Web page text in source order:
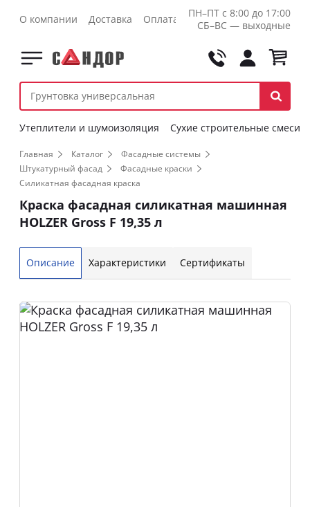
О компании Доставка Оплата Контакты Оптовикам
ПН–ПТ с 8:00 до 17:00
СБ–ВС — выходные
Утеплители и шумоизоляция Сухие строительные смеси
Главная Каталог
Фасадные системы
Штукатурный фасад
Фасадные краски
Силикатная фасадная краска
Краска фасадная силикатная машинная
HOLZER Gross F 19,35 л
Описание Характеристики Сертификаты